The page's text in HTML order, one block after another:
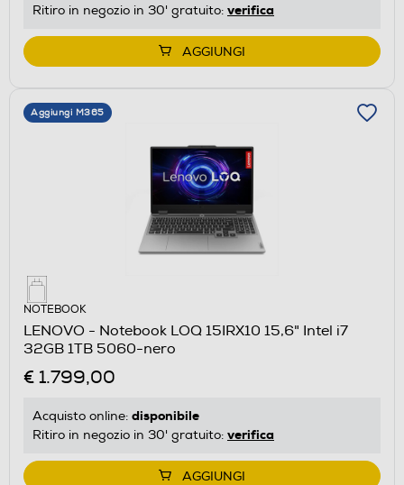
Ritiro in negozio in 30' gratuito: verifica
AGGIUNGI
Aggiungi M365
NOTEBOOK
LENOVO - Notebook LOQ 15IRX10 15,6" Intel i7
32GB 1TB 5060-nero
€ 1.799,00
Acquisto online: disponibile
Ritiro in negozio in 30' gratuito: verifica
AGGIUNGI